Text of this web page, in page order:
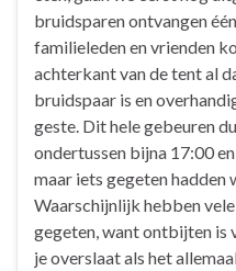
bruidsparen ontvangen
familieleden en vrienden
achterkant van de tent al
bruidspaar is en
geste. Dit hele gebeuren
ondertussen bijna 17:00
maar iets gegeten hadden
Waarschijnlijk hebben
gegeten, want ontbijten is
je overslaat als het